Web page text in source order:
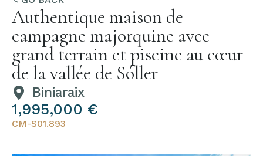
Authentique maison de
campagne majorquine avec
grand terrain et piscine au cœur
de la vallée de Sóller
Biniaraix
1,995,000 €
CM-S01.893